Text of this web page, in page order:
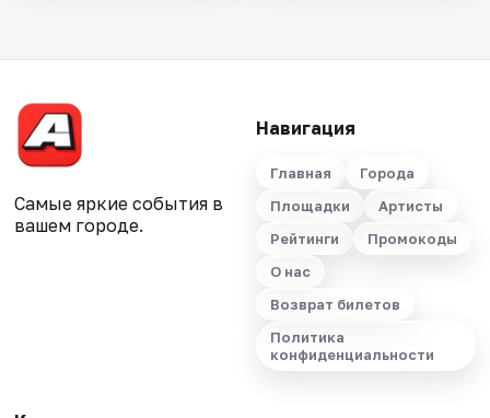
Самые яркие события в
вашем городе.
Навигация
Главная
Города
Площадки
Артисты
Рейтинги
Промокоды
О нас
Возврат билетов
Политика
конфиденциальности